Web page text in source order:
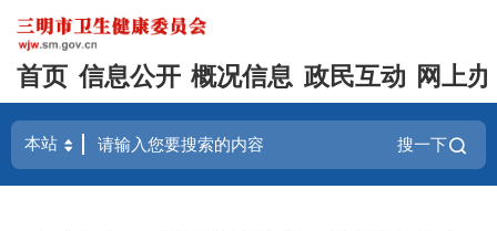
首页 信息公开 概况信息 政民互动 网上
搜一下